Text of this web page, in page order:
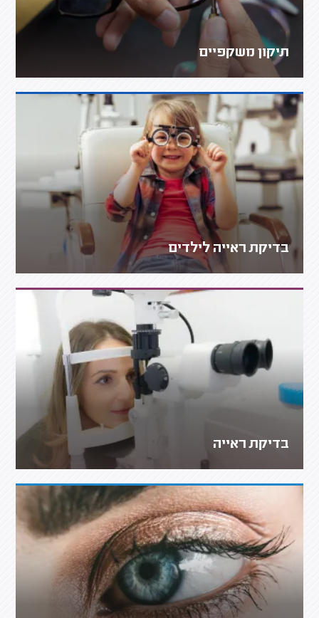
תיקון משקפיים
בדיקת ראייה לילדים
בדיקת ראייה